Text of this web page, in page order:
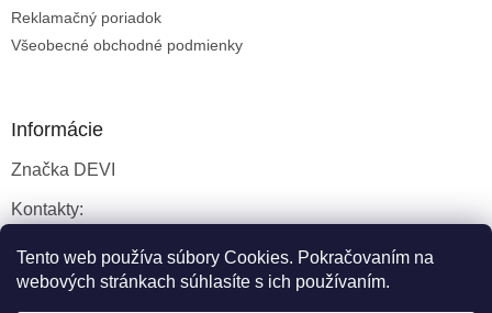
Tento web používa súbory Cookies. Pokračovaním na
webových stránkach súhlasíte s ich používaním.
Reklamačný poriadok
Všeobecné obchodné podmienky
Informácie
Značka DEVI
Kontakty:
Servisné služby